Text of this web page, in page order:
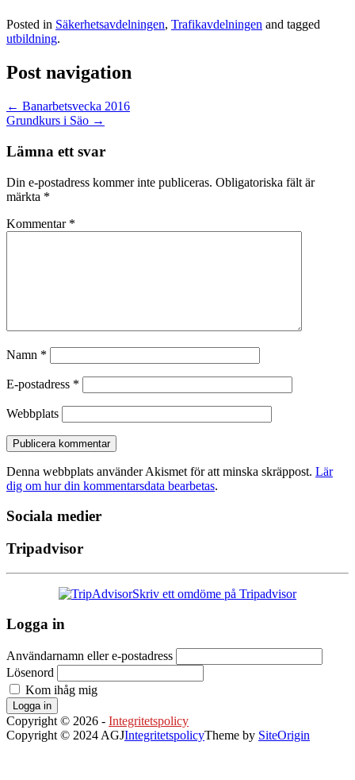
Posted in Säkerhetsavdelningen, Trafikavdelningen and tagged
utbildning.
Post navigation
← Banarbetsvecka 2016
Grundkurs i Säo →
Lämna ett svar
Din e-postadress kommer inte publiceras. Obligatoriska fält är
märkta *
Kommentar *
Namn *
E-postadress *
Webbplats
Denna webbplats använder Akismet för att minska skräppost. Lär
dig om hur din kommentarsdata bearbetas.
Sociala medier
Tripadvisor
Skriv ett omdöme på Tripadvisor
Logga in
Användarnamn eller e-postadress
Lösenord
Kom ihåg mig
Logga in
Copyright © 2026 - Integritetspolicy
Copyright © 2024 AGJIntegritetspolicyTheme by SiteOrigin